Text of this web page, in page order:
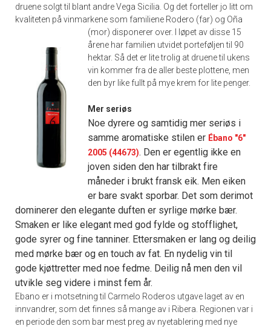
druene solgt til blant andre Vega Sicilia. Og det forteller jo litt om
kvaliteten på vinmarkene som familiene Rodero (far) og Oña
(mor) disponerer over.
I løpet av disse 15
årene har familien utvidet porteføljen til 90
hektar. Så det er lite trolig at druene til ukens
vin kommer fra de aller beste plottene, men
den byr like fullt på mye krem for lite penger.
Mer seriøs
Noe dyrere og samtidig mer seriøs i
samme aromatiske stilen er Ébano "6"
2005 (44673). Den er egentlig ikke en
joven siden den har tilbrakt fire
måneder i brukt fransk eik. Men eiken
er bare svakt sporbar. Det som derimot
dominerer den elegante duften er syrlige mørke bær.
Smaken er like elegant med god fylde og stofflighet,
gode syrer og fine tanniner. Ettersmaken er lang og deilig
med mørke bær og en touch av fat. En nydelig vin til
gode kjøttretter med noe fedme. Deilig nå men den vil
utvikle seg videre i minst fem år.
Ebano er i motsetning til Carmelo Roderos utgave laget av en
innvandrer, som det finnes så mange av i Ribera. Regionen var i
en periode den som bar mest preg av nyetablering med nye